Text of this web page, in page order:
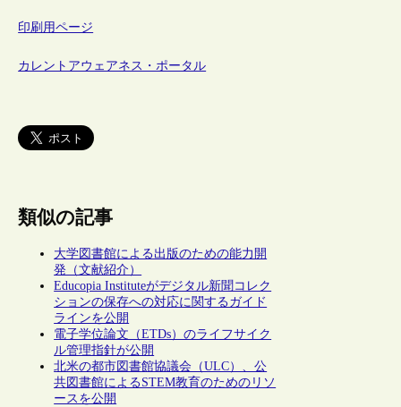
印刷用ページ
カレントアウェアネス・ポータル
類似の記事
大学図書館による出版のための能力開
発（文献紹介）
Educopia Instituteがデジタル新聞コレク
ションの保存への対応に関するガイド
ラインを公開
電子学位論文（ETDs）のライフサイク
ル管理指針が公開
北米の都市図書館協議会（ULC）、公
共図書館によるSTEM教育のためのリソ
ースを公開